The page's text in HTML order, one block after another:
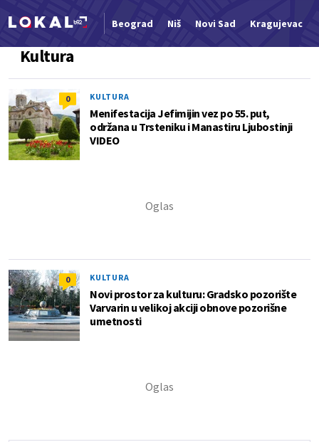
Beograd Niš Novi Sad Kragujevac
Nova vest
Kultura
0 KULTURA
Menifestacija Jefimijin vez po 55. put,
održana u Trsteniku i Manastiru Ljubostinji
VIDEO
0 KULTURA
Novi prostor za kulturu: Gradsko pozorište
Varvarin u velikoj akciji obnove pozorišne
umetnosti